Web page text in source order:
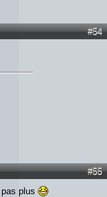
#54
#55
plus